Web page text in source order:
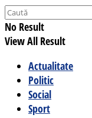
No Result
View All Result
Actualitate
Politic
Social
Sport